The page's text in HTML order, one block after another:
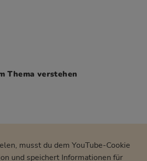
Thema verstehen
musst du dem YouTube-Cookie
und speichert Informationen für